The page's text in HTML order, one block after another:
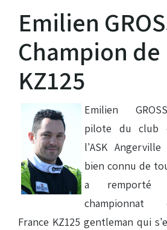
Emilien
Champion de
KZ125
Emilien
pilote du club
l'ASK
bien connu de
a remporté
championnat
France KZ125 gentleman qui